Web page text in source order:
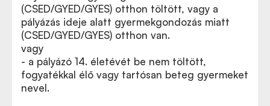
(CSED/GYED/GYES) otthon töltött, vagy a
pályázás ideje alatt gyermekgondozás miatt
(CSED/GYED/GYES) otthon van.
vagy
- a pályázó 14. életévét be nem töltött,
fogyatékkal élő vagy tartósan beteg gyermeket
nevel.